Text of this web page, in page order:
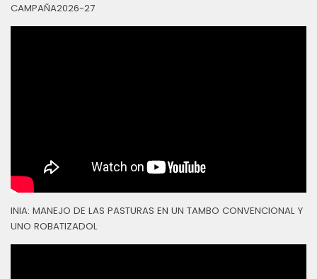
CAMPAÑA2026-27
INIA: MANEJO DE LAS PASTURAS EN UN TAMBO CONVENCIONAL Y
UNO ROBATIZADOL